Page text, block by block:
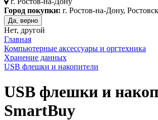
Город покупки: г. Ростов-на-Дону,
Да, верно
Нет, другой
Главная
Компьютерные аксессуары и оргтехника
Хранение данных
USB флешки и накопители
USB флешки и
SmartBuy